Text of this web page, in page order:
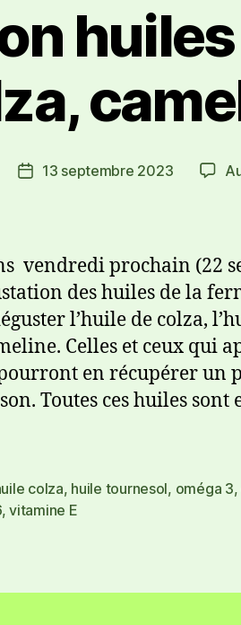
13 septembre 2023
vendredi prochain (22
des huiles de la
l’huile de colza,
Celles et ceux qui
en récupérer un
Toutes ces huiles
colza, huile tournesol, oméga 3,
,vitamine E